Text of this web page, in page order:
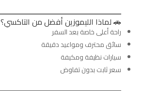
🚗 لماذا الليموزين أفضل من التاكسي؟
راحة أعلى خاصة بعد السفر
سائق محترف ومواعيد دقيقة
سيارات نظيفة ومكيفة
سعر ثابت بدون تفاوض